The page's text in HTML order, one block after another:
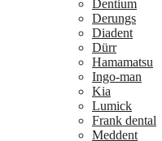
Dentium
Derungs
Diadent
Dürr
Hamamatsu
Ingo-man
Kia
Lumick
Frank dental
Meddent